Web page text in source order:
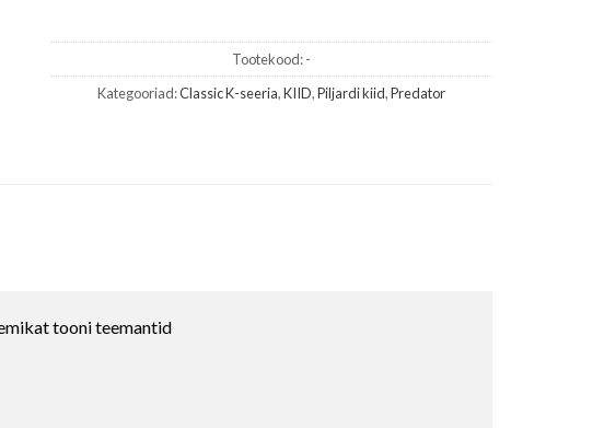
Tootekood:-
Kategooriad:Classic K-seeria,KIID,Piljardi kiid,Predator
tooni teemantid